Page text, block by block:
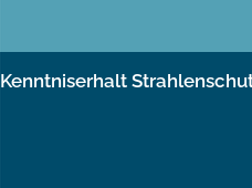
Kenntniserhalt